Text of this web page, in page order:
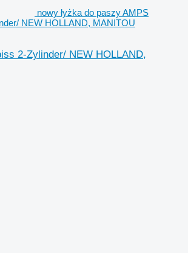
nowy łyżka do paszy AMPS
NEW HOLLAND, MANITOU
2-Zylinder/ NEW HOLLAND,